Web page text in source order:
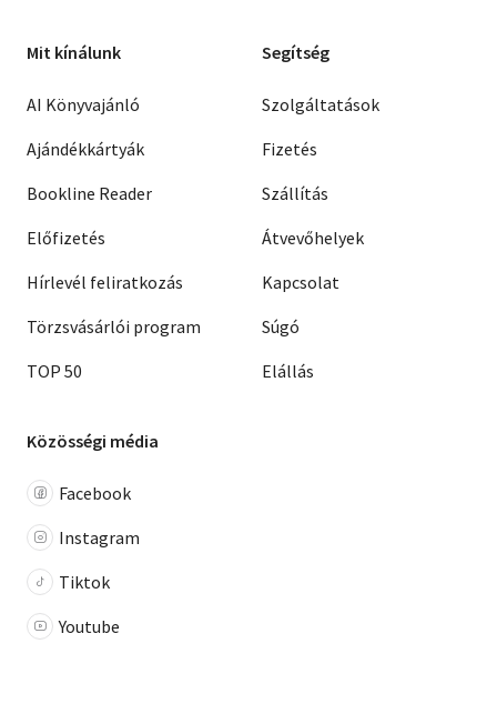
Mit kínálunk
AI Könyvajánló
Ajándékkártyák
Bookline Reader
Előfizetés
Hírlevél feliratkozás
Törzsvásárlói program
TOP 50
Segítség
Szolgáltatások
Fizetés
Szállítás
Átvevőhelyek
Kapcsolat
Súgó
Elállás
Közösségi média
Facebook
Instagram
Tiktok
Youtube